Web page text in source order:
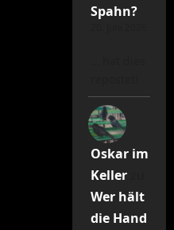
Spahn?
Oskar im
Kellerzu
Wer hält
die Hand